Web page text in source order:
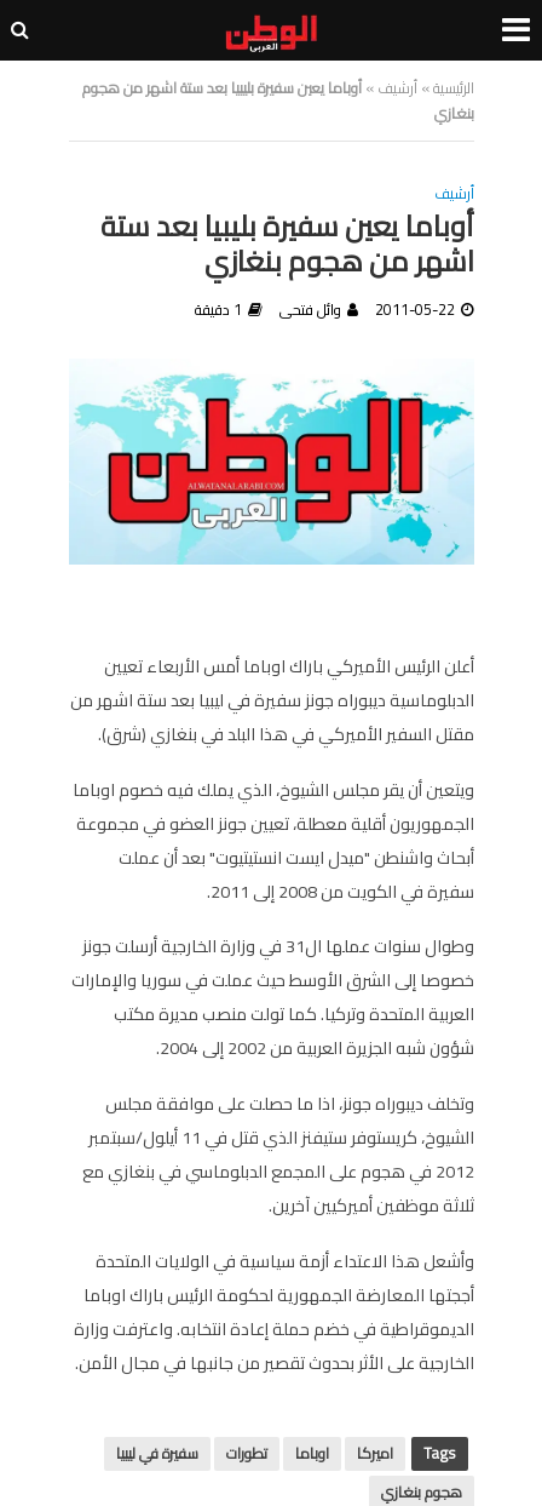
الرئيسية»أرشيف»أوباما يعين سفيرة بليبيا بعد ستة اشهر من هجوم
بنغازي
أرشيف
أوباما يعين سفيرة بليبيا بعد ستة
اشهر من هجوم بنغازي
2011-05-22 وائل فتحى 1 دقيقة
أعلن الرئيس الأميركي باراك اوباما أمس الأربعاء تعيين
الدبلوماسية ديبوراه جونز سفيرة في ليبيا بعد ستة اشهر من
مقتل السفير الأميركي في هذا البلد في بنغازي (شرق).
ويتعين أن يقر مجلس الشيوخ، الذي يملك فيه خصوم اوباما
الجمهوريون أقلية معطلة، تعيين جونز العضو في مجموعة
أبحاث واشنطن "ميدل ايست انستيتيوت" بعد أن عملت
سفيرة في الكويت من 2008 إلى 2011.
وطوال سنوات عملها ال31 في وزارة الخارجية أرسلت جونز
خصوصا إلى الشرق الأوسط حيث عملت في سوريا والإمارات
العربية المتحدة وتركيا. كما تولت منصب مديرة مكتب
شؤون شبه الجزيرة العربية من 2002 إلى 2004.
وتخلف ديبوراه جونز، اذا ما حصلت على موافقة مجلس
الشيوخ، كريستوفر ستيفنز الذي قتل في 11 أيلول/سبتمبر
2012 في هجوم على المجمع الدبلوماسي في بنغازي مع
ثلاثة موظفين أميركيين آخرين.
وأشعل هذا الاعتداء أزمة سياسية في الولايات المتحدة
أججتها المعارضة الجمهورية لحكومة الرئيس باراك اوباما
الديموقراطية في خضم حملة إعادة انتخابه. واعترفت وزارة
الخارجية على الأثر بحدوث تقصير من جانبها في مجال الأمن.
Tags اميركا اوباما تطورات
سفيرة في ليبيا
هجوم بنغازي